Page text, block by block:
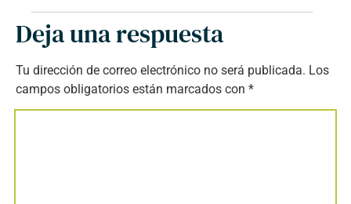
Deja una respuesta
Tu dirección de correo electrónico no será publicada. Los
campos obligatorios están marcados con *